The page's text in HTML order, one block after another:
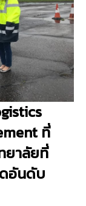
ที่
ยาลัยที่
อันดับ